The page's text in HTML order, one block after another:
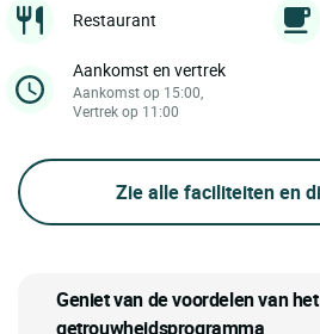
Restaurant
Aankomst en vertrek
Aankomst op 15:00,
Vertrek op 11:00
Zie alle faciliteiten en
Geniet van de voordelen van
getrouwheidsprogramma